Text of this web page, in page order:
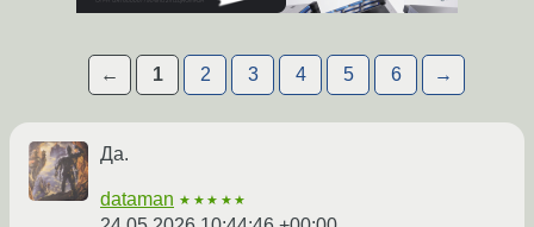
← 1 2 3 4 5 6 →
Да.
dataman ★★★★★